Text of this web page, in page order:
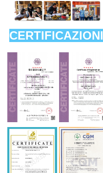
CERTIFICAZIONI